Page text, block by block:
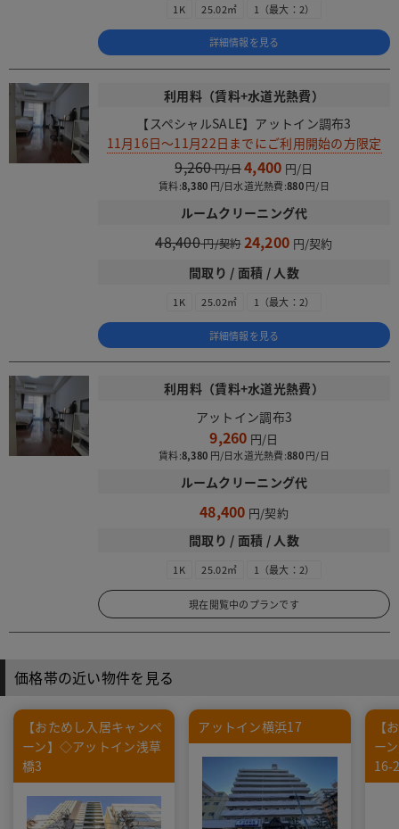
1K 25.02㎡ 1（最大：2）
詳細情報を見る
利用料（賃料+水道光熱費）
【スペシャルSALE】アットイン調布3
11月16日～11月22日までにご利用開始の方限定
9,260 4,400
賃料:8,380 水道光熱費:880
ルームクリーニング代
48,400 24,200
間取り / 面積 / 人数
1K 25.02㎡ 1（最大：2）
詳細情報を見る
利用料（賃料+水道光熱費）
アットイン調布3
9,260
賃料:8,380 水道光熱費:880
ルームクリーニング代
48,400
間取り / 面積 / 人数
1K 25.02㎡ 1（最大：2）
現在閲覧中のプランです
価格帯の近い物件を見る
【おためし入居キャンペ
ーン】◇アットイン浅草
橋3
アットイン横浜17
【
ー
16-